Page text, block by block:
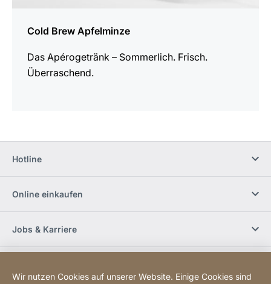
Cold Brew Apfelminze
Das Apérogetränk – Sommerlich. Frisch.
Überraschend.
Hotline
Online einkaufen
Jobs & Karriere
Wir nutzen Cookies auf unserer Website. Einige Cookies sind